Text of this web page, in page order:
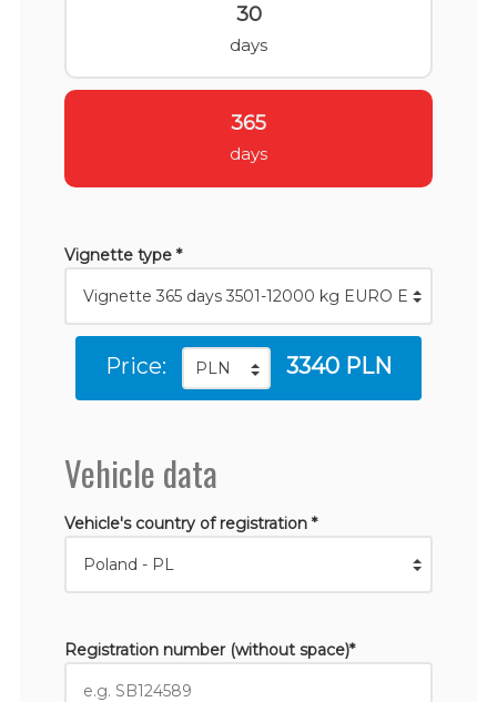
30
days
365
days
Vignette type *
Price: 3340 PLN
Vehicle data
Vehicle's country of registration *
Registration number (without space)*